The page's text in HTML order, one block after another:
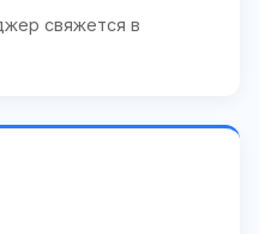
свяжется в